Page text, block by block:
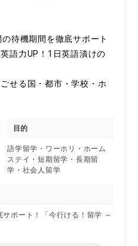
待機期間を徹底サポート
語力UP！1日英語漬けの
せる国・都市・学校・ホ
目的
語学留学・ワーホリ・ホーム
ステイ・短期留学・長期留
学・社会人留学
ポート！「今行ける！留学 ～